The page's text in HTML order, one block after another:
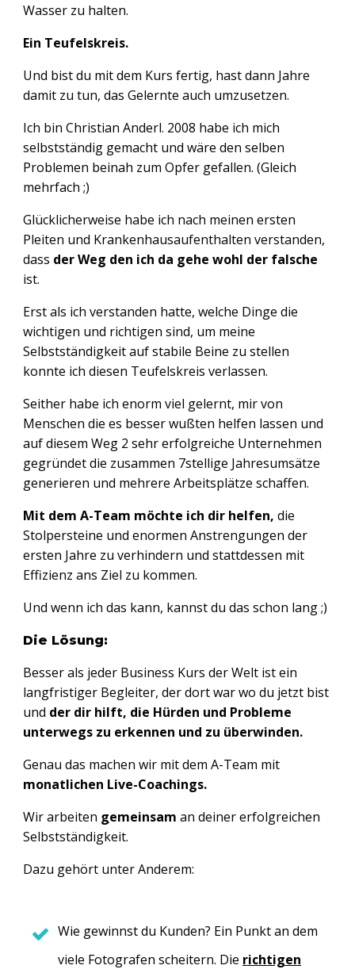
Wasser zu halten.
Ein Teufelskreis.
Und bist du mit dem Kurs fertig, hast dann Jahre
damit zu tun, das Gelernte auch umzusetzen.
Ich bin Christian Anderl. 2008 habe ich mich
selbstständig gemacht und wäre den selben
Problemen beinah zum Opfer gefallen. (Gleich
mehrfach ;)
Glücklicherweise habe ich nach meinen ersten
Pleiten und Krankenhausaufenthalten verstanden,
dass der Weg den ich da gehe wohl der falsche
ist.
Erst als ich verstanden hatte, welche Dinge die
wichtigen und richtigen sind, um meine
Selbstständigkeit auf stabile Beine zu stellen
konnte ich diesen Teufelskreis verlassen.
Seither habe ich enorm viel gelernt, mir von
Menschen die es besser wußten helfen lassen und
auf diesem Weg 2 sehr erfolgreiche Unternehmen
gegründet die zusammen 7stellige Jahresumsätze
generieren und mehrere Arbeitsplätze schaffen.
Mit dem A-Team möchte ich dir helfen, die
Stolpersteine und enormen Anstrengungen der
ersten Jahre zu verhindern und stattdessen mit
Effizienz ans Ziel zu kommen.
Und wenn ich das kann, kannst du das schon lang ;)
Die Lösung:
Besser als jeder Business Kurs der Welt ist ein
langfristiger Begleiter, der dort war wo du jetzt bist
und der dir hilft, die Hürden und Probleme
unterwegs zu erkennen und zu überwinden.
Genau das machen wir mit dem A-Team mit
monatlichen Live-Coachings.
Wir arbeiten gemeinsam an deiner erfolgreichen
Selbstständigkeit.
Dazu gehört unter Anderem:
Wie gewinnst du Kunden? Ein Punkt an dem
viele Fotografen scheitern. Die richtigen